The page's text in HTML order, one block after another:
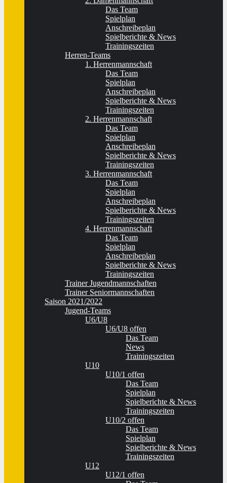
Das Team
Spielplan
Anschreibeplan
Spielberichte & News
Trainingszeiten
Herren-Teams
1. Herrenmannschaft
Das Team
Spielplan
Anschreibeplan
Spielberichte & News
Trainingszeiten
2. Herrenmannschaft
Das Team
Spielplan
Anschreibeplan
Spielberichte & News
Trainingszeiten
3. Herrenmannschaft
Das Team
Spielplan
Anschreibeplan
Spielberichte & News
Trainingszeiten
4. Herrenmannschaft
Das Team
Spielplan
Anschreibeplan
Spielberichte & News
Trainingszeiten
Trainer Jugendmannschaften
Trainer Seniormannschaften
Saison 2021/2022
Jugend-Teams
U6/U8
U6/U8 offen
Das Team
News
Trainingszeiten
U10
U10/1 offen
Das Team
Spielplan
Spielberichte & News
Trainingszeiten
U10/2 offen
Das Team
Spielplan
Spielberichte & News
Trainingszeiten
U12
U12/1 offen